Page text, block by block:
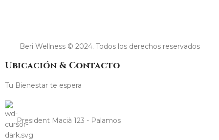
Beri Wellness © 2024. Todos los derechos reservados
Ubicación & Contacto
Tu Bienestar te espera
President Macià 123 - Palamos